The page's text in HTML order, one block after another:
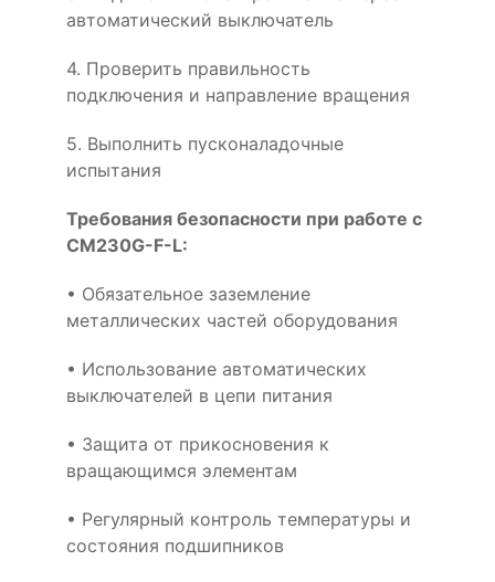
автоматический выключатель
4. Проверить правильность
подключения и направление вращения
5. Выполнить пусконаладочные
испытания
Требования безопасности при работе с
CM230G-F-L:
• Обязательное заземление
металлических частей оборудования
• Использование автоматических
выключателей в цепи питания
• Защита от прикосновения к
вращающимся элементам
• Регулярный контроль температуры и
состояния подшипников